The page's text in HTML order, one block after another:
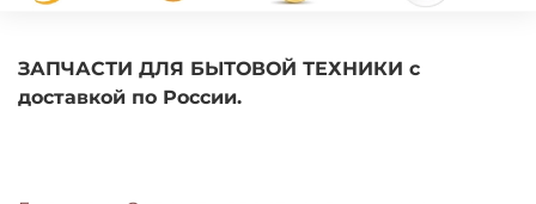
ЗАПЧАСТИ ДЛЯ БЫТОВОЙ ТЕХНИКИ с
доставкой по России.